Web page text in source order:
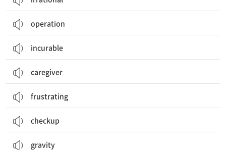
operation
incurable
caregiver
frustrating
checkup
gravity